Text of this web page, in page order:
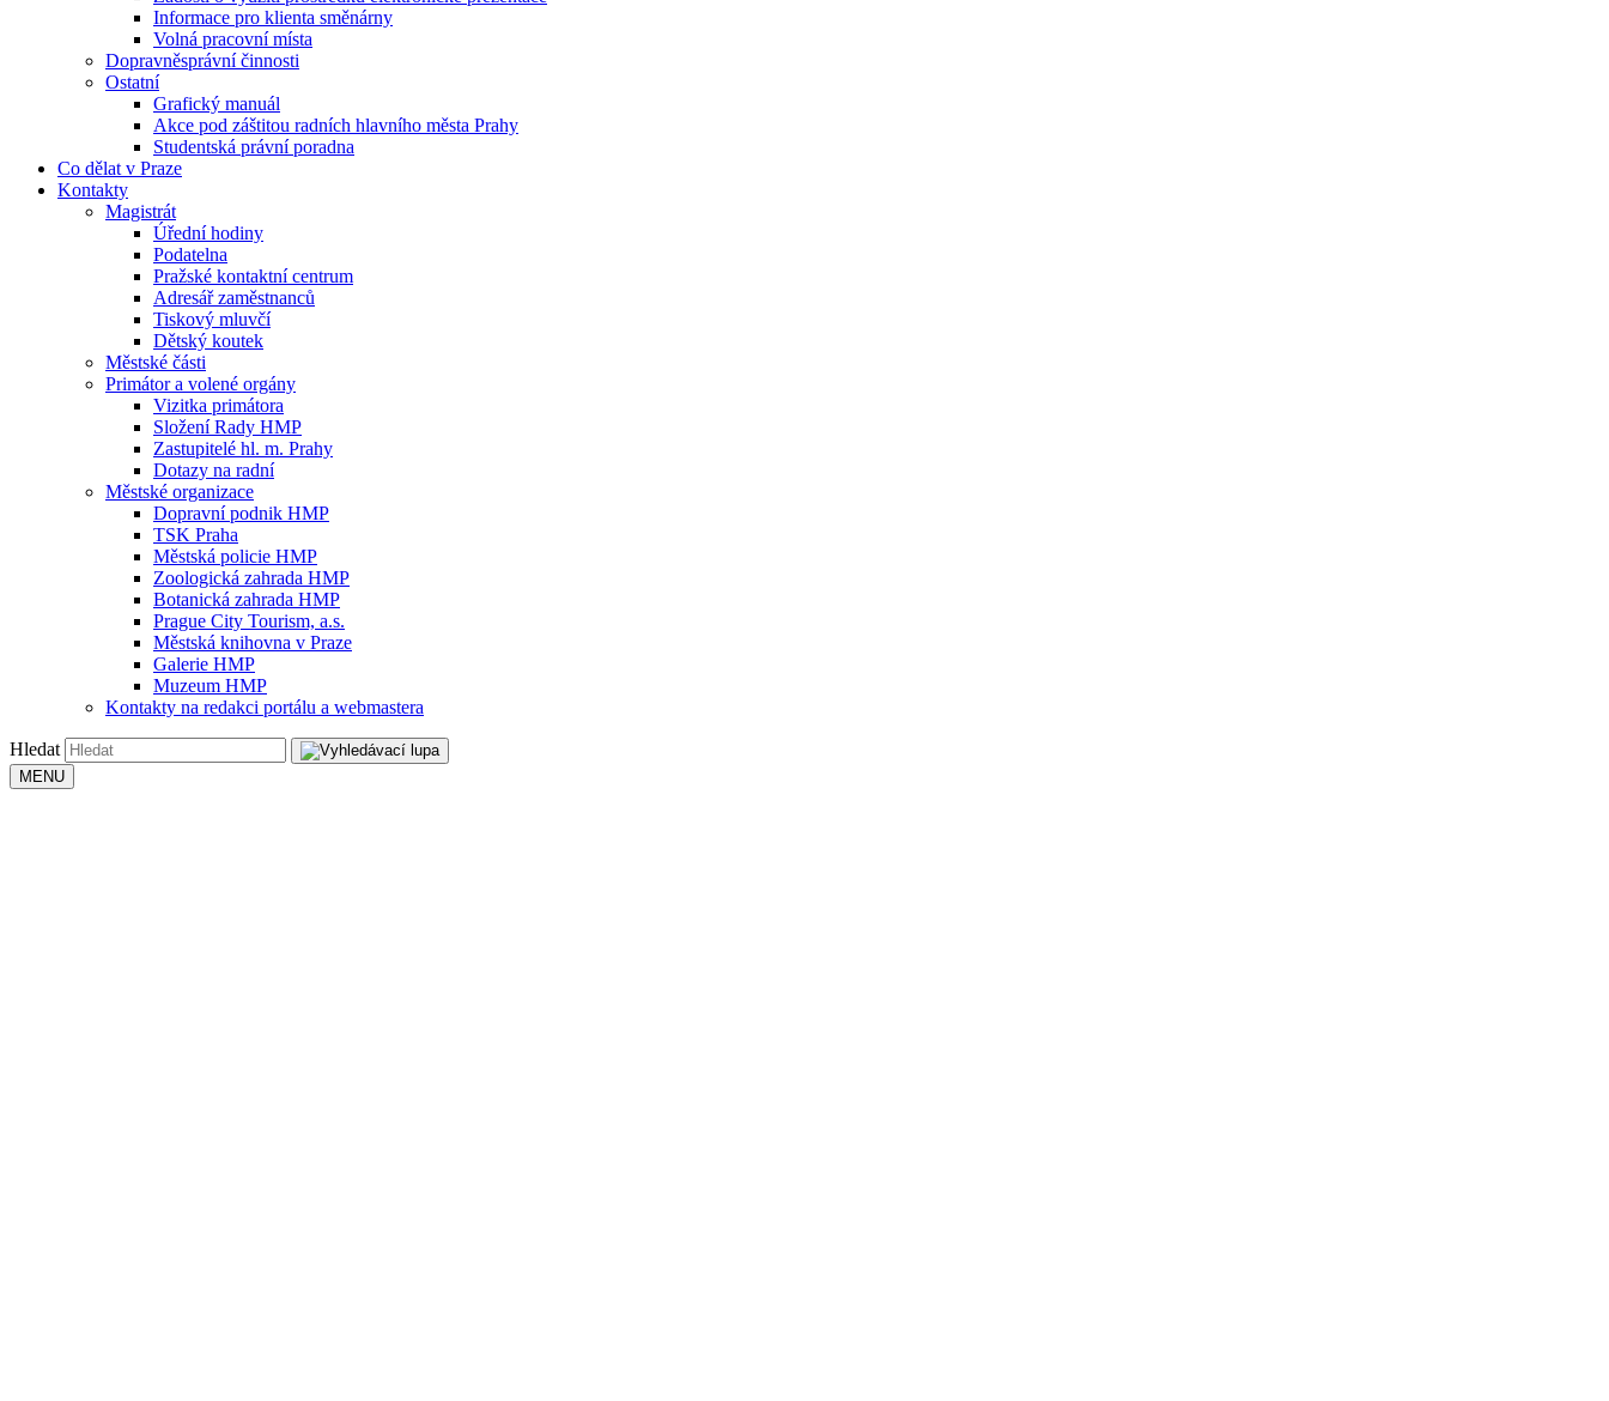
Informace pro klienta směnárny
Volná pracovní místa
Dopravněsprávní činnosti
Ostatní
Grafický manuál
Akce pod záštitou radních hlavního města Prahy
Studentská právní poradna
Co dělat v Praze
Kontakty
Magistrát
Úřední hodiny
Podatelna
Pražské kontaktní centrum
Adresář zaměstnanců
Tiskový mluvčí
Dětský koutek
Městské části
Primátor a volené orgány
Vizitka primátora
Složení Rady HMP
Zastupitelé hl. m. Prahy
Dotazy na radní
Městské organizace
Dopravní podnik HMP
TSK Praha
Městská policie HMP
Zoologická zahrada HMP
Botanická zahrada HMP
Prague City Tourism, a.s.
Městská knihovna v Praze
Galerie HMP
Muzeum HMP
Kontakty na redakci portálu a webmastera
Hledat
MENU